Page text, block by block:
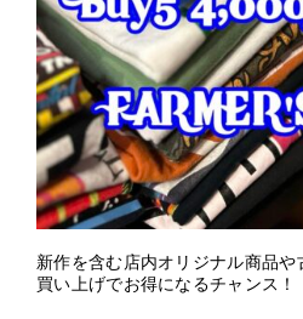
新作を含む店内オリジナル商品
買い上げでお得になるチャンス！